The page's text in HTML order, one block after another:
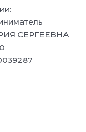
СЕРГЕЕВНА